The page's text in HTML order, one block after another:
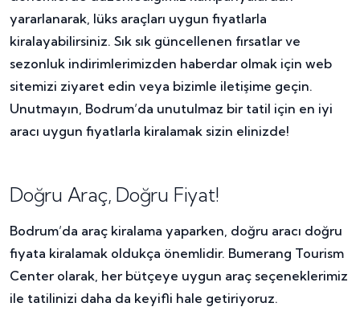
yararlanarak, lüks araçları uygun fiyatlarla
kiralayabilirsiniz. Sık sık güncellenen fırsatlar ve
sezonluk indirimlerimizden haberdar olmak için web
sitemizi ziyaret edin veya bizimle iletişime geçin.
Unutmayın, Bodrum’da unutulmaz bir tatil için en iyi
aracı uygun fiyatlarla kiralamak sizin elinizde!
Doğru Araç, Doğru Fiyat!
Bodrum’da araç kiralama yaparken, doğru aracı doğru
fiyata kiralamak oldukça önemlidir. Bumerang Tourism
Center olarak, her bütçeye uygun araç seçeneklerimiz
ile tatilinizi daha da keyifli hale getiriyoruz.